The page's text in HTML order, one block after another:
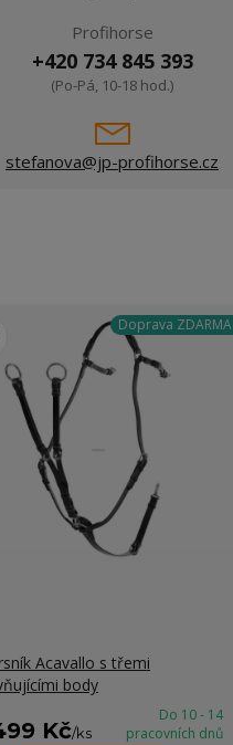
Profihorse
+420 734 845 393
(Po-Pá, 10-18 hod.)
stefanova@jp-profihorse.cz
Doprava ZDARMA
Acavallo s třemi
body
Kč/ks
Do 10 - 14
pracovních dnů